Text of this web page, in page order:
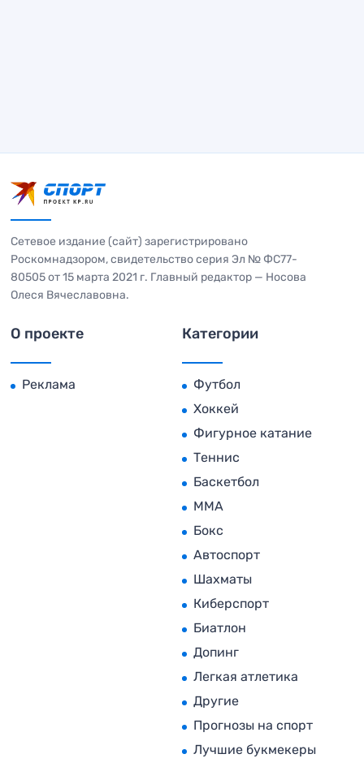
Сетевое издание (сайт) зарегистрировано
Роскомнадзором, свидетельство серия Эл № ФС77-
80505 от 15 марта 2021 г. Главный редактор — Носова
Олеся Вячеславовна.
О проекте
Реклама
Категории
Футбол
Хоккей
Фигурное катание
Теннис
Баскетбол
MMA
Бокс
Автоспорт
Шахматы
Киберспорт
Биатлон
Допинг
Легкая атлетика
Другие
Прогнозы на спорт
Лучшие букмекеры